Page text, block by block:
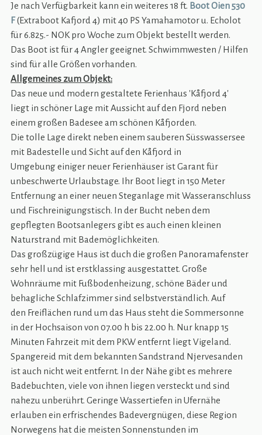
Je nach Verfügbarkeit kann ein weiteres 18 ft. Boot Oien 530
F(Extraboot Kafjord 4) mit 40 PS Yamahamotor u. Echolot
für 6.825.- NOK pro Woche zum Objekt bestellt werden.
Das Boot ist für 4 Angler geeignet. Schwimmwesten / Hilfen
sind für alle Größen vorhanden.
Allgemeines zum Objekt:
Das neue und modern gestaltete Ferienhaus 'Kåfjord 4'
liegt in schöner Lage mit Aussicht auf den Fjord neben
einem großen Badesee am schönen Kåfjorden.
Die tolle Lage direkt neben einem sauberen Süsswassersee
mit Badestelle und Sicht auf den Kåfjord in
Umgebung einiger neuer Ferienhäuser ist Garant für
unbeschwerte Urlaubstage. Ihr Boot liegt in 150 Meter
Entfernung an einer neuen Steganlage mit Wasseranschluss
und Fischreinigungstisch. In der Bucht neben dem
gepflegten Bootsanlegers gibt es auch einen kleinen
Naturstrand mit Bademöglichkeiten.
Das großzügige Haus ist duch die großen Panoramafenster
sehr hell und ist erstklassing ausgestattet. Große
Wohnräume mit Fußbodenheizung, schöne Bäder und
behagliche Schlafzimmer sind selbstverständlich. Auf
den Freiflächen rund um das Haus steht die Sommersonne
in der Hochsaison von 07.00 h bis 22.00 h. Nur knapp 15
Minuten Fahrzeit mit dem PKW entfernt liegt Vigeland.
Spangereid mit dem bekannten Sandstrand Njervesanden
ist auch nicht weit entfernt. In der Nähe gibt es mehrere
Badebuchten, viele von ihnen liegen versteckt und sind
nahezu unberührt. Geringe Wassertiefen in Ufernähe
erlauben ein erfrischendes Badevergnügen, diese Region
Norwegens hat die meisten Sonnenstunden im